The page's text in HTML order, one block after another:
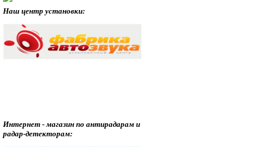
Наш центр установки:
Интернет - магазин по антирадарам и
радар-детекторам: